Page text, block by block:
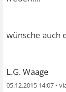
wünsche auch
L.G. Waage
05.12.2015 14:07 •